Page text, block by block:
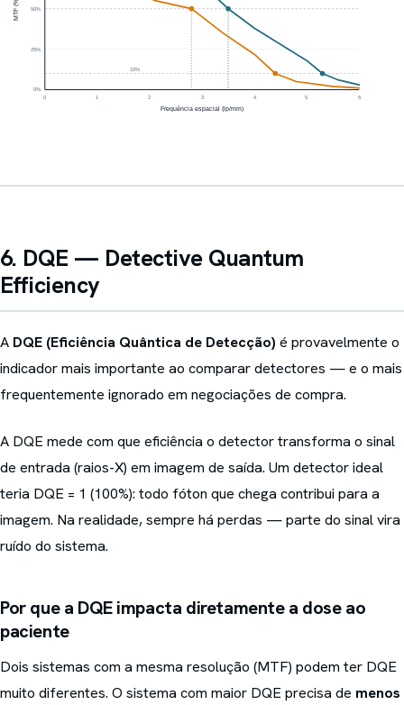
6. DQE — Detective Quantum
Efficiency
A DQE (Eficiência Quântica de Detecção) é provavelmente o
indicador mais importante ao comparar detectores — e o mais
frequentemente ignorado em negociações de compra.
A DQE mede com que eficiência o detector transforma o sinal
de entrada (raios-X) em imagem de saída. Um detector ideal
teria DQE = 1 (100%): todo fóton que chega contribui para a
imagem. Na realidade, sempre há perdas — parte do sinal vira
ruído do sistema.
Por que a DQE impacta diretamente a dose ao
paciente
Dois sistemas com a mesma resolução (MTF) podem ter DQE
muito diferentes. O sistema com maior DQE precisa de menos